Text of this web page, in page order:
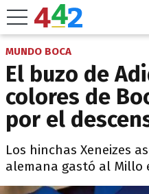
MUNDO BOCA
El buzo de
colores de
por el
Los hinchas Xeneizes
alemana gastó al Millo